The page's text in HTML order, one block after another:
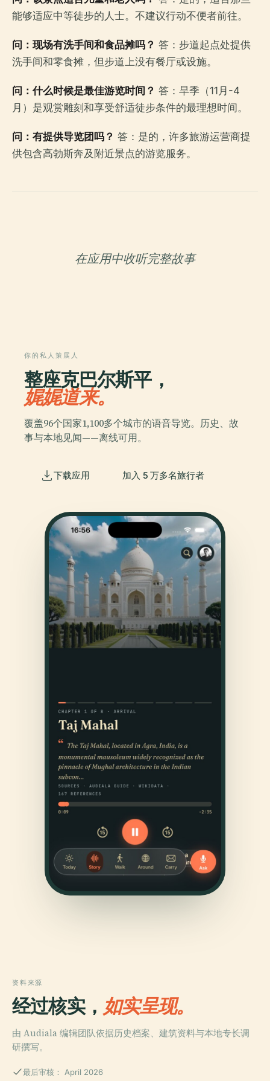
能够适应中等徒步的人士。不建议行动不便者前往。
问：现场有洗手间和食品摊吗？ 答：步道起点处提供
洗手间和零食摊，但步道上没有餐厅或设施。
问：什么时候是最佳游览时间？ 答：旱季（11月-4
月）是观赏雕刻和享受舒适徒步条件的最理想时间。
问：有提供导览团吗？ 答：是的，许多旅游运营商提
供包含高勃斯奔及附近景点的游览服务。
在应用中收听完整故事
你的私人策展人
整座克巴尔斯平，
娓娓道来。
覆盖96个国家1,100多个城市的语音导览。历史、故
事与本地见闻——离线可用。
下载应用 加入 5 万多名旅行者
资料来源
经过核实， 如实呈现。
由 Audiala 编辑团队依据历史档案、建筑资料与本地专长调
研撰写。
最后审核： April 2026